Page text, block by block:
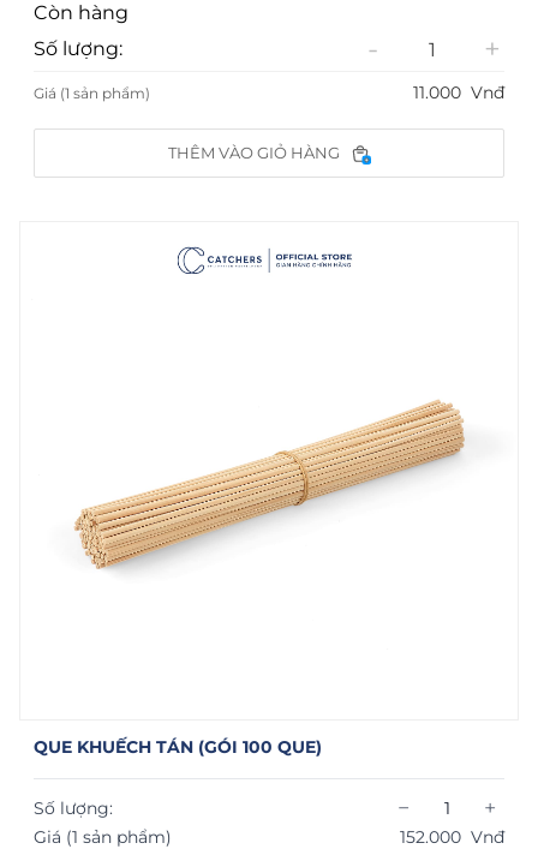
Còn hàng
Số lượng:
- +
Giá (1 sản phẩm) 11.000 Vnđ
THÊM VÀO GIỎ HÀNG
QUE KHUẾCH TÁN (GÓI 100 QUE)
Số lượng: − +
Giá (1 sản phẩm) 152.000 Vnđ